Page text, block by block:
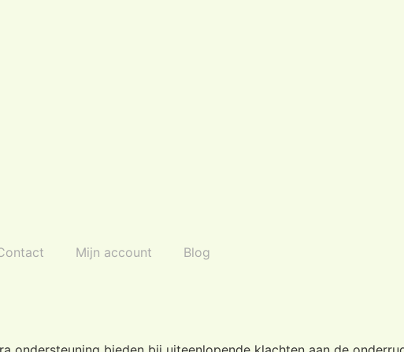
Mijn account Blog